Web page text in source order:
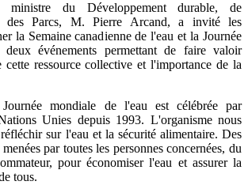
du Développement durable, de
des Parcs, M. Pierre Arcand, a invité les
la Semaine canadienne de l'eau et la Journée
événements permettant de faire valoir
cette ressource collective et l'importance de la
mondiale de l'eau est célébrée par
Unies depuis 1993. L'organisme nous
sur l'eau et la sécurité alimentaire. Des
par toutes les personnes concernées, du
pour économiser l'eau et assurer la
tous.